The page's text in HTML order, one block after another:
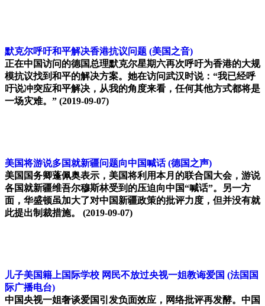
默克尔呼吁和平解决香港抗议问题 (美国之音)
正在中国访问的德国总理默克尔星期六再次呼吁为香港的大规
模抗议找到和平的解决方案。她在访问武汉时说：“我已经呼
吁说冲突应和平解决，从我的角度来看，任何其他方式都将是
一场灾难。” (2019-09-07)
美国将游说多国就新疆问题向中国喊话 (德国之声)
美国国务卿蓬佩奥表示，美国将利用本月的联合国大会，游说
各国就新疆维吾尔穆斯林受到的压迫向中国“喊话”。另一方
面，华盛顿虽加大了对中国新疆政策的批评力度，但并没有就
此提出制裁措施。
(2019-09-07)
儿子美国籍上国际学校 网民不放过央视一姐教诲爱国 (法国国
际广播电台)
中国央视一姐奢谈爱国引发负面效应，网络批评再发酵。中国